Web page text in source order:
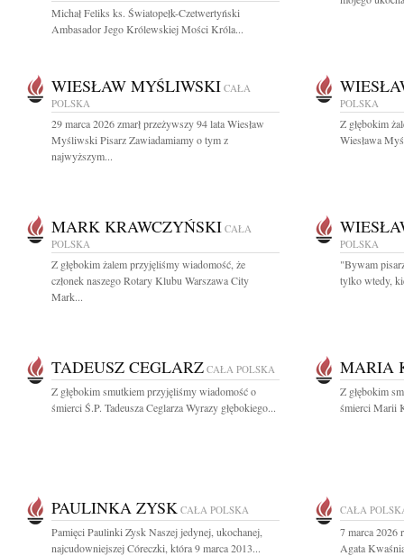
Michał Feliks ks. Światopełk-Czetwertyński
Ambasador Jego Królewskiej Mości Króla...
WIESŁAW MYŚLIWSKI CAŁA
POLSKA
29 marca 2026 zmarł przeżywszy 94 lata Wiesław
Myśliwski Pisarz Zawiadamiamy o tym z
najwyższym...
POLSKA
Z głębokim
Wiesława
MARK KRAWCZYŃSKI CAŁA
POLSKA
Z głębokim żalem przyjęliśmy wiadomość, że
członek naszego Rotary Klubu Warszawa City
Mark...
POLSKA
"Bywam
tylko wtedy,
TADEUSZ CEGLARZ CAŁA POLSKA
Z głębokim smutkiem przyjęliśmy wiadomość o
śmierci Ś.P. Tadeusza Ceglarza Wyrazy głębokiego...
MARIA
Z głębokim
śmierci Marii
PAULINKA ZYSK CAŁA POLSKA
Pamięci Paulinki Zysk Naszej jedynej, ukochanej,
najcudowniejszej Córeczki, która 9 marca 2013...
CAŁA
7 marca 2026
Agata